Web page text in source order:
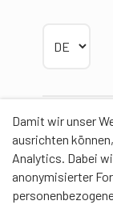
Damit wir unser
ausrichten
Analytics. Dabei
anonymisierter
Partner